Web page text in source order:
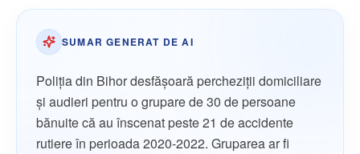
SUMAR GENERAT DE AI
Poliția din Bihor desfășoară percheziții domiciliare
și audieri pentru o grupare de 30 de persoane
bănuite că au înscenat peste 21 de accidente
rutiere în perioada 2020-2022. Gruparea ar fi